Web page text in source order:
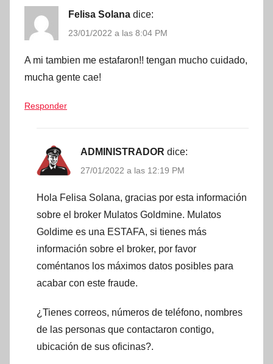
Felisa Solana dice:
23/01/2022 a las 8:04 PM
A mi tambien me estafaron!! tengan mucho cuidado,
mucha gente cae!
Responder
ADMINISTRADOR dice:
27/01/2022 a las 12:19 PM
Hola Felisa Solana, gracias por esta información
sobre el broker Mulatos Goldmine. Mulatos
Goldime es una ESTAFA, si tienes más
información sobre el broker, por favor
coméntanos los máximos datos posibles para
acabar con este fraude.
¿Tienes correos, números de teléfono, nombres
de las personas que contactaron contigo,
ubicación de sus oficinas?.